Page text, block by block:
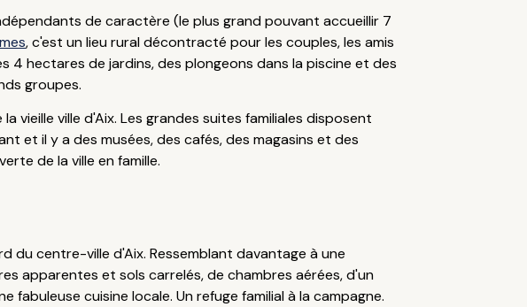
de caractère (le plus grand pouvant accueillir 7
, c'est un lieu rural décontracté pour les couples, les amis
4 hectares de jardins, des plongeons dans la piscine et des
groupes.
vieille ville d'Aix. Les grandes suites familiales disposent
et il y a des musées, des cafés, des magasins et des
de la ville en famille.
du centre-ville d'Aix. Ressemblant davantage à une
apparentes et sols carrelés, de chambres aérées, d'un
cuisine locale. Un refuge familial à la campagne.